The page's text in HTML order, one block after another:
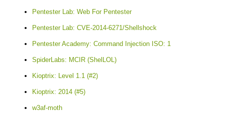
Pentester Lab: Web For Pentester
Pentester Lab: CVE-2014-6271/Shellshock
Pentester Academy: Command Injection ISO: 1
SpiderLabs: MCIR (ShelLOL)
Kioptrix: Level 1.1 (#2)
Kioptrix: 2014 (#5)
w3af-moth